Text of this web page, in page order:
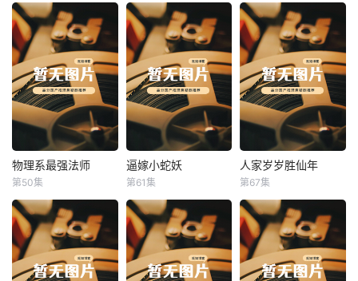
物理系最强法师
物理系最强法师
第50集
逼嫁小蛇妖
逼嫁小蛇妖
第61集
人家岁岁胜仙年
人家岁岁胜仙年
第67集